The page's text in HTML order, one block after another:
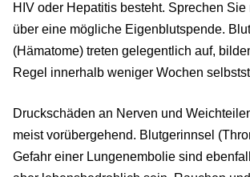
HIV oder Hepatitis besteht. Sprechen Sie
über eine mögliche Eigenblutspende.
(Hämatome) treten gelegentlich auf,
Regel innerhalb weniger Wochen
Druckschäden an Nerven und
meist vorübergehend. Blutgerinnsel
Gefahr einer Lungenembolie sind